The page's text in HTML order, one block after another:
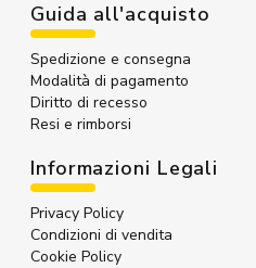
Guida all'acquisto
Spedizione e consegna
Modalità di pagamento
Diritto di recesso
Resi e rimborsi
Informazioni Legali
Privacy Policy
Condizioni di vendita
Cookie Policy